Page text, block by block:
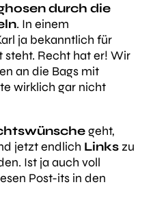
durch die
. In einem
ja bekanntlich für
Recht hat er! Wir
an die Bags mit
wirklich gar nicht
geht,
jetzt endlich Links zu
Ist ja auch voll
Post-its in den